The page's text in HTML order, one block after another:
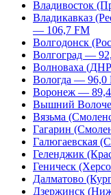
Владивосток
Владикавказ
— 106,7 FM
Волгодонск
Волгоград —
Волноваха
Вологда — 96,0
Воронеж —
Вышний
Вязьма
Гагарин
Галюгаевская
Геленджик
Геническ
Далматово
Дзержинск